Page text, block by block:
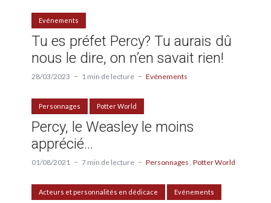
Evénements
Tu es préfet Percy? Tu aurais dû
nous le dire, on n’en savait rien!
28/03/2023 1 min de lecture Evénements
Personnages Potter World
Percy, le Weasley le moins
apprécié…
01/08/2021 7 min de lecture Personnages Potter World
Acteurs et personnalités en dédicace Evénements